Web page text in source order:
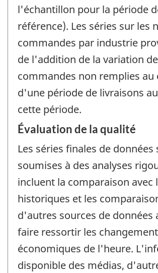
l'échantillon pour la période
référence). Les séries sur les
commandes par industrie
de l'addition de la variation
commandes non remplies au
d'une période de livraisons
cette période.
Évaluation de la qualité
Les séries finales de données
soumises à des analyses
incluent la comparaison avec
historiques et les
d'autres sources de données
faire ressortir les
économiques de l'heure.
disponible des médias,